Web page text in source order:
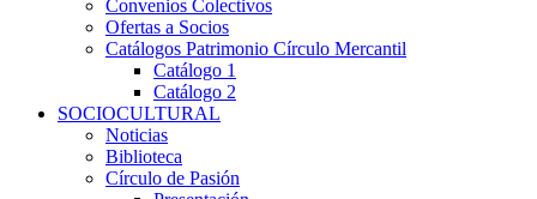
Convenios Colectivos
Ofertas a Socios
Catálogos Patrimonio Círculo Mercantil
Catálogo 1
Catálogo 2
SOCIOCULTURAL
Noticias
Biblioteca
Círculo de Pasión